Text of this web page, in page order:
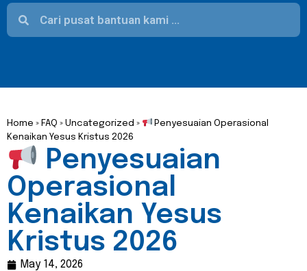
Home » FAQ » Uncategorized »
Penyesuaian Operasional
Kenaikan Yesus Kristus 2026
Penyesuaian
Operasional
Kenaikan Yesus
Kristus 2026
May 14, 2026